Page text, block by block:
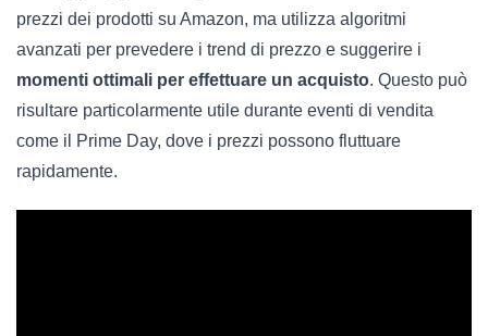
prezzi dei prodotti su Amazon, ma utilizza algoritmi
avanzati per prevedere i trend di prezzo e suggerire i
momenti ottimali per effettuare un acquisto. Questo può
risultare particolarmente utile durante eventi di vendita
come il Prime Day, dove i prezzi possono fluttuare
rapidamente.